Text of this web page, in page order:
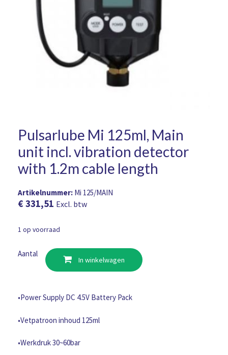
Pulsarlube Mi 125ml, Main
unit incl. vibration detector
with 1.2m cable length
Artikelnummer: Mi 125/MAIN
€331,51 Excl. btw
1 op voorraad
Aantal
Pulsarlube
Mi
125ml,
unit
vibration
with
In winkelwagen
•Power Supply DC 4.5V Battery Pack
•Vetpatroon inhoud 125ml
•Werkdruk 30~60bar